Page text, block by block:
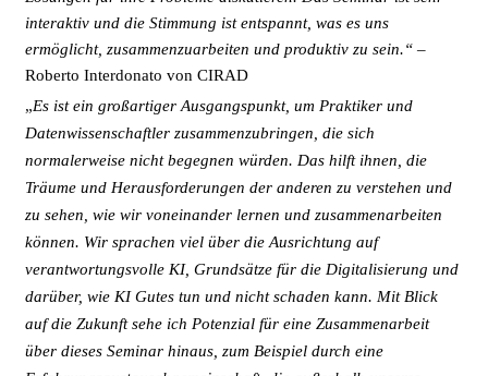
interaktiv und die Stimmung ist entspannt, was es uns
ermöglicht, zusammenzuarbeiten und produktiv zu sein.“ –
Roberto Interdonato von CIRAD
„Es ist ein großartiger Ausgangspunkt, um Praktiker und
Datenwissenschaftler zusammenzubringen, die sich
normalerweise nicht begegnen würden. Das hilft ihnen, die
Träume und Herausforderungen der anderen zu verstehen und
zu sehen, wie wir voneinander lernen und zusammenarbeiten
können. Wir sprachen viel über die Ausrichtung auf
verantwortungsvolle KI, Grundsätze für die Digitalisierung und
darüber, wie KI Gutes tun und nicht schaden kann. Mit Blick
auf die Zukunft sehe ich Potenzial für eine Zusammenarbeit
über dieses Seminar hinaus, zum Beispiel durch eine